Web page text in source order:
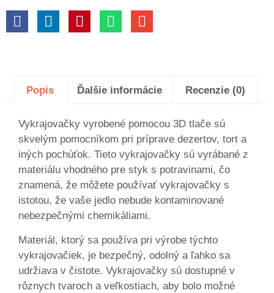
Popis Ďalšie informácie Recenzie (0)
Vykrajovačky vyrobené pomocou 3D tlače sú
skvelým pomocníkom pri príprave dezertov, tort a
iných pochúťok. Tieto vykrajovačky sú vyrábané z
materiálu vhodného pre styk s potravinami, čo
znamená, že môžete používať vykrajovačky s
istotou, že vaše jedlo nebude kontaminované
nebezpečnými chemikáliami.
Materiál, ktorý sa používa pri výrobe týchto
vykrajovačiek, je bezpečný, odolný a ľahko sa
udržiava v čistote. Vykrajovačky sú dostupné v
rôznych tvaroch a veľkostiach, aby bolo možné